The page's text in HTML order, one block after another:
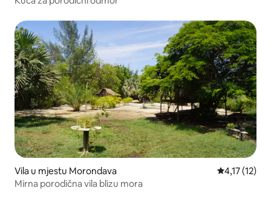
Vila u mjestu Morondava prosječna
4,17 (12)
Mirna porodična vila blizu mora